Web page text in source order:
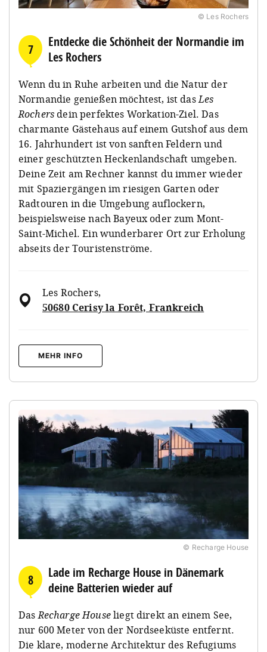
© Les Rochers
7
Entdecke die Schönheit der Normandie im
Les Rochers
Wenn du in Ruhe arbeiten und die Natur der
Normandie genießen möchtest, ist dasLes
Rochers dein perfektes Workation-Ziel. Das
charmante Gästehaus auf einem Gutshof aus dem
16. Jahrhundert ist von sanften Feldern und
einer geschützten Heckenlandschaft umgeben.
Deine Zeit am Rechner kannst du immer wieder
mit Spaziergängen im riesigen Garten oder
Radtouren in die Umgebung auflockern,
beispielsweise nach Bayeux oder zum Mont-
Saint-Michel. Ein wunderbarer Ort zur Erholung
abseits der Touristenströme.
Les Rochers,
50680 Cerisy la Forêt, Frankreich
MEHR INFO
© Recharge House
8
Lade im Recharge House in Dänemark
deine Batterien wieder auf
DasRecharge Houseliegt direkt an einem See,
nur 600 Meter von der Nordseeküste entfernt.
Die klare, moderne Architektur des Refugiums